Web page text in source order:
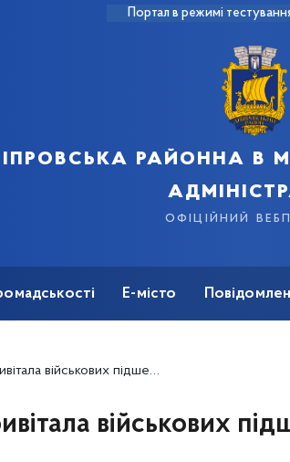
Портал в режимі
районна в
офіційний
Е-місто
підшефної частини з Великоднем
військових